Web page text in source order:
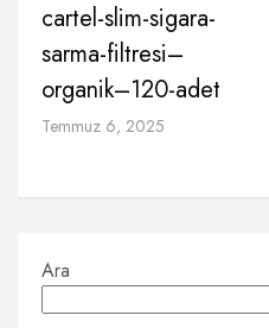
cartel-slim-sigara-
sarma-filtresi–
organik–120-adet
Temmuz 6, 2025
Ara